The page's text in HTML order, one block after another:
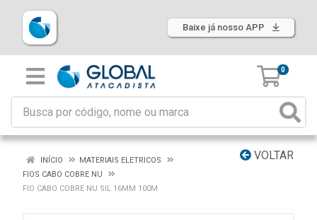
Baixe já nosso APP
0
VOLTAR
INÍCIO
MATERIAIS ELETRICOS
FIOS CABO COBRE NU
FIO CABO COBRE NU SIL 16MM 100M